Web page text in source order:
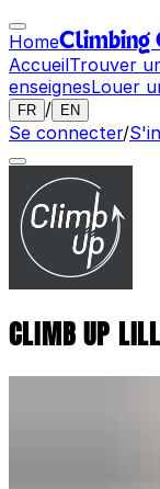
HomeClimbing
AccueilTrouver
enseignesLouer
FR / EN
Se connecter/
CLIMB UP